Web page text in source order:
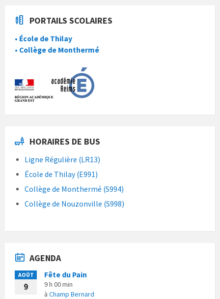
PORTAILS SCOLAIRES
• École de Thilay
• Collège de Monthermé
HORAIRES DE BUS
Ligne Régulière (LR13)
École de Thilay (E991)
Collège de Monthermé (S994)
Collège de Nouzonville (S998)
AGENDA
AOÛT
9
Fête du Pain
9 h 00 min
à Champ Bernard